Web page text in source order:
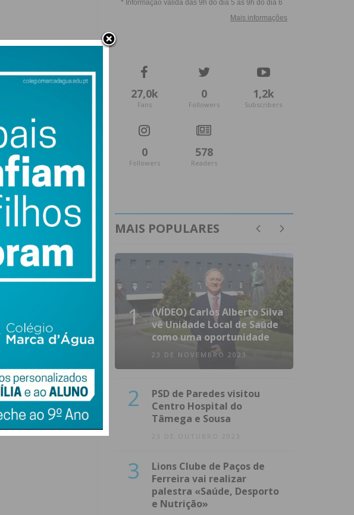
27,0k
Fans
0
Followers
1,2k
Subscribers
0
Followers
578
Readers
MAIS POPULARES
1
(VÍDEO) Carlos Alberto Silva
vê Unidade Local de Saúde
como uma oportunidade
23 DE NOVEMBRO 2023
2
PSD de Paredes visitou
Centro Hospital do
Tâmega e Sousa
23 DE OUTUBRO 2023
3
Lions Clube de Paços de
Ferreira vai realizar
palestra «Saúde, Desporto
e Nutrição»